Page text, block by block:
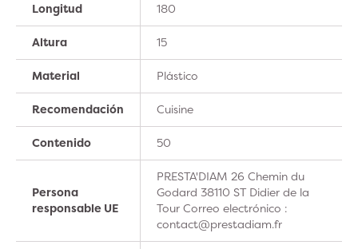
Longitud 180
Altura 15
Material Plástico
Recomendación Cuisine
Contenido 50
Persona
responsable UE
PRESTA'DIAM 26 Chemin du
Godard 38110 ST Didier de la
Tour Correo electrónico :
contact@prestadiam.fr